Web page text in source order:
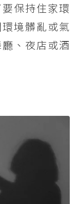
保持住家環
境髒亂或氣
、夜店或酒